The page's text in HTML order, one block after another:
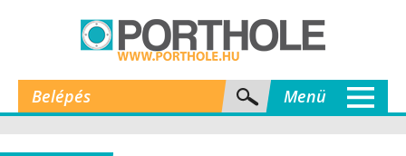
Belépés Menü